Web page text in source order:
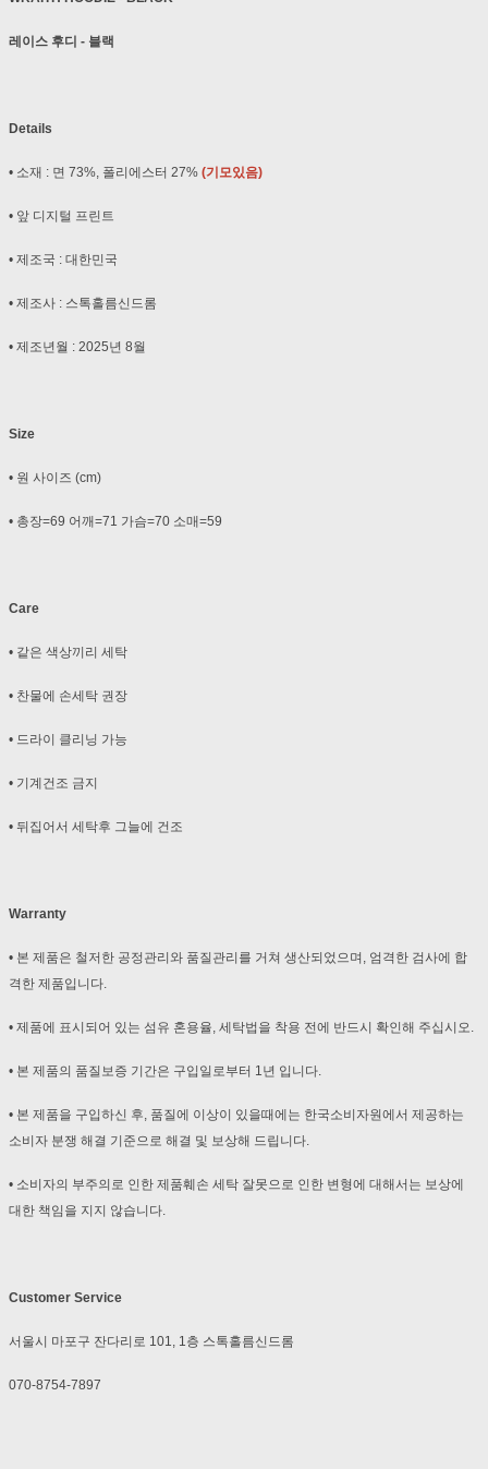
레이스 후디 - 블랙
Details
• 소재 : 면 73%, 폴리에스터 27% (기모있음)
• 앞 디지털 프린트
• 제조국 : 대한민국
• 제조사 : 스톡홀름신드롬
• 제조년월 : 2025년 8월
Size
• 원 사이즈 (cm)
• 총장=69 어깨=71 가슴=70 소매=59
Care
• 같은 색상끼리 세탁
• 찬물에 손세탁 권장
• 드라이 클리닝 가능
• 기계건조 금지
• 뒤집어서 세탁후 그늘에 건조
Warranty
• 본 제품은 철저한 공정관리와 품질관리를 거쳐 생산되었으며, 엄격한 검사에 합
격한 제품입니다.
• 제품에 표시되어 있는 섬유 혼용율, 세탁법을 착용 전에 반드시 확인해 주십시오.
• 본 제품의 품질보증 기간은 구입일로부터 1년 입니다.
• 본 제품을 구입하신 후, 품질에 이상이 있을때에는 한국소비자원에서 제공하는
소비자 분쟁 해결 기준으로 해결 및 보상해 드립니다.
• 소비자의 부주의로 인한 제품훼손 세탁 잘못으로 인한 변형에 대해서는 보상에
대한 책임을 지지 않습니다.
Customer Service
서울시 마포구 잔다리로 101, 1층 스톡홀름신드롬
070-8754-7897